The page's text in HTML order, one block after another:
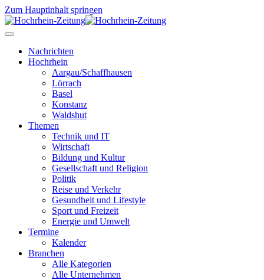
Zum Hauptinhalt springen
Nachrichten
Hochrhein
Aargau/Schaffhausen
Lörrach
Basel
Konstanz
Waldshut
Themen
Technik und IT
Wirtschaft
Bildung und Kultur
Gesellschaft und Religion
Politik
Reise und Verkehr
Gesundheit und Lifestyle
Sport und Freizeit
Energie und Umwelt
Termine
Kalender
Branchen
Alle Kategorien
Alle Unternehmen